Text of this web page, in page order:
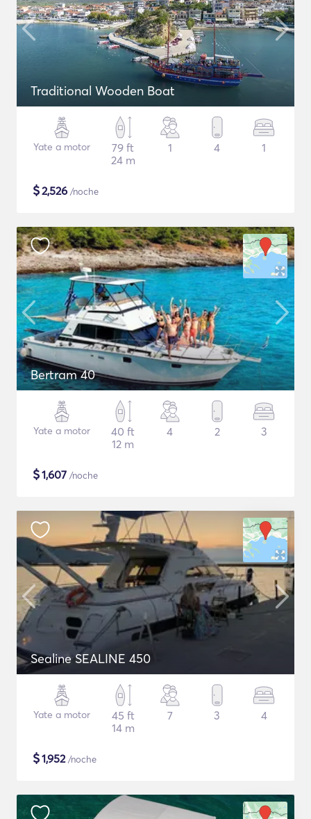
Traditional Wooden Boat
Yate a motor
79 ft
24 m
1 4 1
$2,526 /noche
Bertram 40
Yate a motor
40 ft
12 m
4 2 3
$1,607 /noche
Sealine SEALINE 450
Yate a motor
45 ft
14 m
7 3 4
$1,952/noche